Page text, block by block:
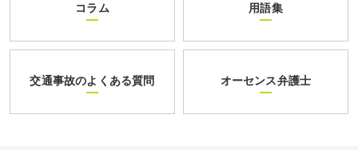
コラム 用語集
交通事故のよくある質問 オーセンス弁護士